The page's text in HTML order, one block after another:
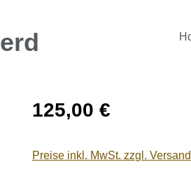
Regulärer Preis:
125,00 €
Preise inkl. MwSt. zzgl.